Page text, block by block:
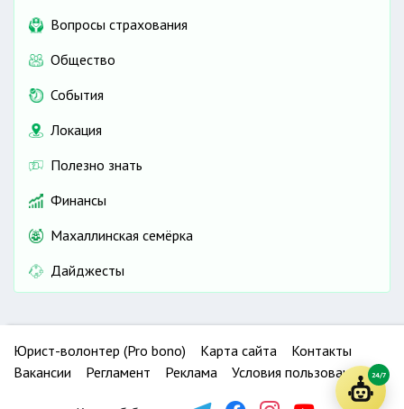
Вопросы страхования
Общество
События
Локация
Полезно знать
Финансы
Махаллинская семёрка
Дайджесты
Юрист-волонтер (Pro bono) Карта сайта
Контакты
Вакансии
Регламент Реклама Условия пользования 24/7